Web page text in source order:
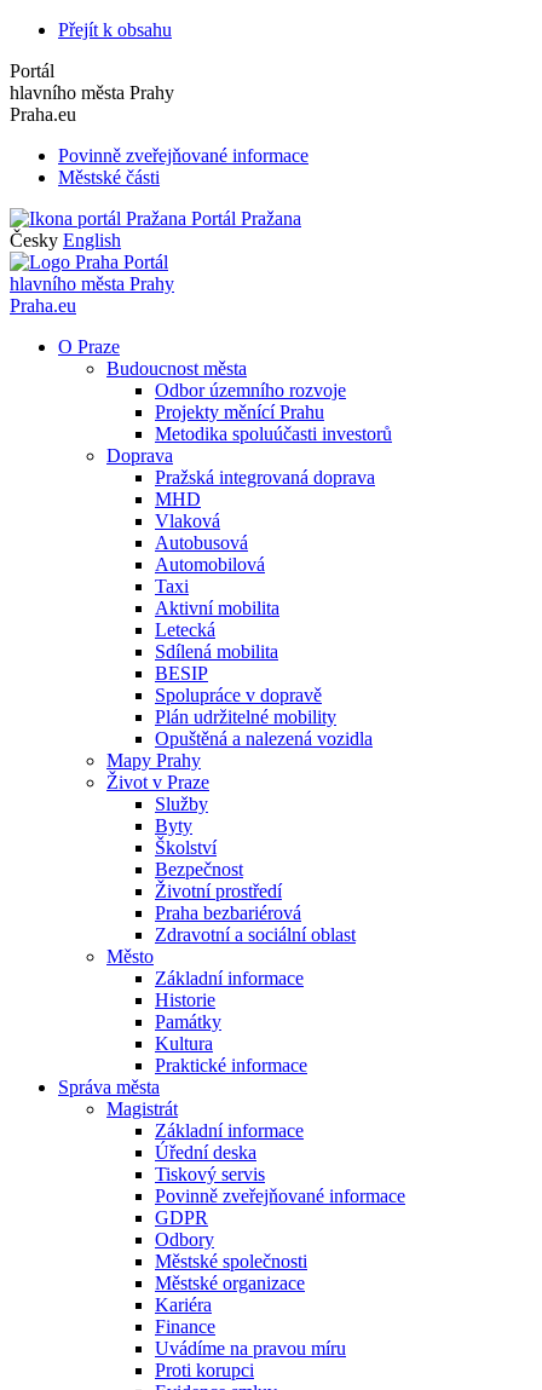
Přejít k obsahu
Portál
hlavního města Prahy
Praha.eu
Povinně zveřejňované informace
Městské části
Portál Pražana
Česky English
Portál
hlavního města Prahy
Praha.eu
O Praze
Budoucnost města
Odbor územního rozvoje
Projekty měnící Prahu
Metodika spoluúčasti investorů
Doprava
Pražská integrovaná doprava
MHD
Vlaková
Autobusová
Automobilová
Taxi
Aktivní mobilita
Letecká
Sdílená mobilita
BESIP
Spolupráce v dopravě
Plán udržitelné mobility
Opuštěná a nalezená vozidla
Mapy Prahy
Život v Praze
Služby
Byty
Školství
Bezpečnost
Životní prostředí
Praha bezbariérová
Zdravotní a sociální oblast
Město
Základní informace
Historie
Památky
Kultura
Praktické informace
Správa města
Magistrát
Základní informace
Úřední deska
Tiskový servis
Povinně zveřejňované informace
GDPR
Odbory
Městské společnosti
Městské organizace
Kariéra
Finance
Uvádíme na pravou míru
Proti korupci